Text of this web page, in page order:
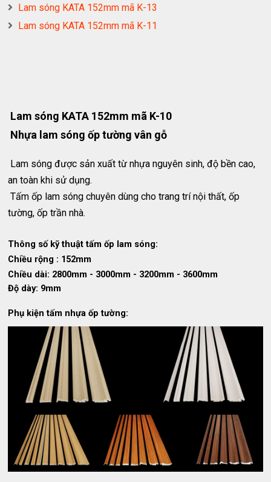
Lam sóng KATA 152mm mã K-13
Lam sóng KATA 152mm mã K-11
Lam sóng KATA 152mm mã K-10
Nhựa lam sóng ốp tường vân gỗ
Lam sóng được sản xuất từ nhựa nguyên sinh, độ bền cao,
an toàn khi sử dụng.
Tấm ốp lam sóng chuyên dùng cho trang trí nội thất, ốp
tường, ốp trần nhà.
Thông số kỹ thuật tấm ốp lam sóng:
Chiều rộng : 152mm
Chiều dài: 2800mm - 3000mm - 3200mm - 3600mm
Độ dày: 9mm
Phụ kiện tấm nhựa ốp tường: